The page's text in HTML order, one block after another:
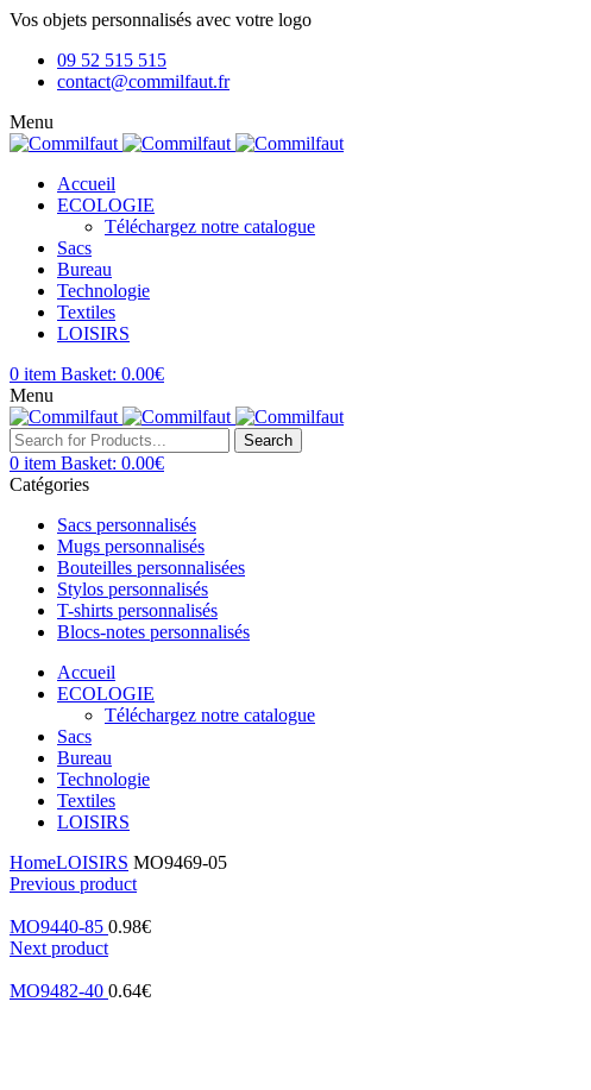
Vos objets personnalisés avec votre logo
09 52 515 515
contact@commilfaut.fr
Menu
Accueil
ECOLOGIE
Téléchargez notre catalogue
Sacs
Bureau
Technologie
Textiles
LOISIRS
0 item Basket: 0.00€
Menu
Search
0 item Basket: 0.00€
Catégories
Sacs personnalisés
Mugs personnalisés
Bouteilles personnalisées
Stylos personnalisés
T-shirts personnalisés
Blocs-notes personnalisés
Accueil
ECOLOGIE
Téléchargez notre catalogue
Sacs
Bureau
Technologie
Textiles
LOISIRS
HomeLOISIRS MO9469-05
Previous product
MO9440-85 0.98€
Next product
MO9482-40 0.64€